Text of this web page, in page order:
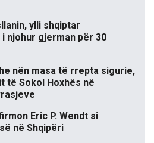
ylli shqiptar
njohur gjerman për 30
nën masa të rrepta sigurie,
të Sokol Hoxhës në
Eric P. Wendt si
në Shqipëri